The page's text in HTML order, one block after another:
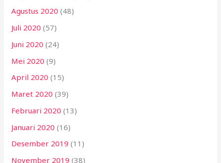
Agustus 2020 (48)
Juli 2020 (57)
Juni 2020 (24)
Mei 2020 (9)
April 2020 (15)
Maret 2020 (39)
Februari 2020 (13)
Januari 2020 (16)
Desember 2019 (11)
November 2019 (38)